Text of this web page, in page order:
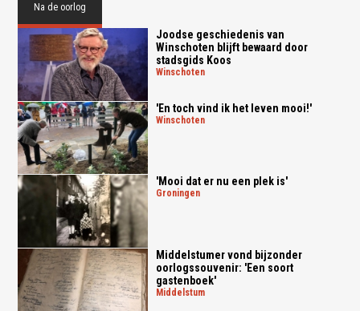
Na de oorlog
Joodse geschiedenis van
Winschoten blijft bewaard door
stadsgids Koos
winschoten
'En toch vind ik het leven mooi!'
winschoten
'Mooi dat er nu een plek is'
groningen
Middelstumer vond bijzonder
oorlogssouvenir: 'Een soort
gastenboek'
middelstum